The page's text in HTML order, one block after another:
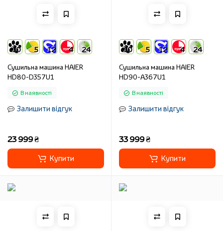
10 5 12 4 24
Сушильна машина HAIER
HD80-D357U1
В наявності
Залишити відгук
23 999 ₴
Купити
10 5 12 4 24
Сушильна машина HAIER
HD90-A367U1
В наявності
Залишити відгук
33 999 ₴
Купити